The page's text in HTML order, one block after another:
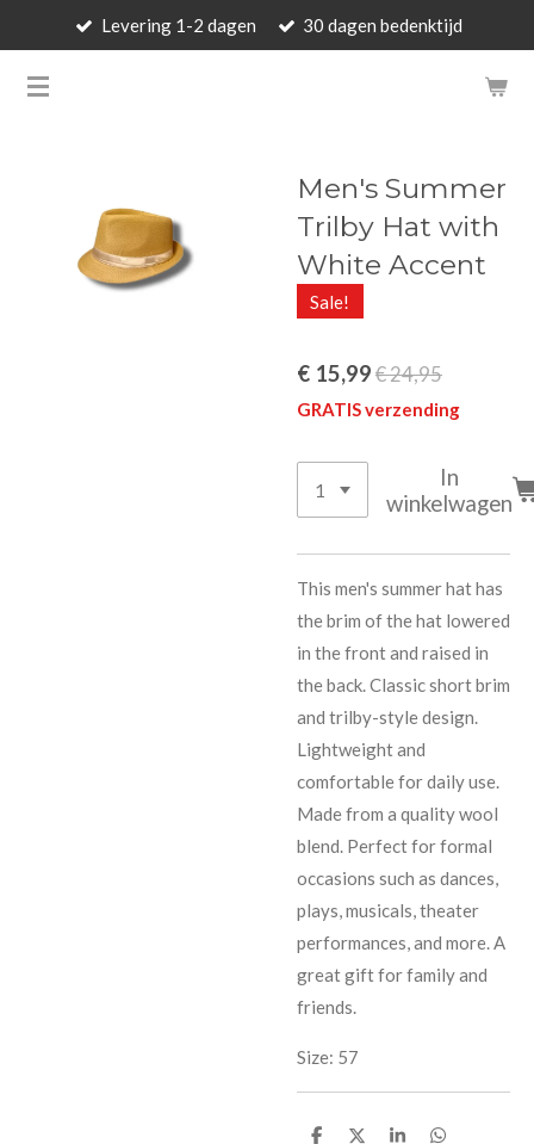
naar
BARBARA'S WALLET -
Levering 1-2 dagen 30 dagen bedenktijd
Men's Summer
Trilby Hat with
White Accent
Sale!
€ 15,99€ 24,95
GRATIS verzending
In
winkelwagen
This men's summer hat has
the brim of the hat lowered
in the front and raised in
the back. Classic short brim
and trilby-style design.
Lightweight and
comfortable for daily use.
Made from a quality wool
blend. Perfect for formal
occasions such as dances,
plays, musicals, theater
performances, and more. A
great gift for family and
friends.
Size: 57